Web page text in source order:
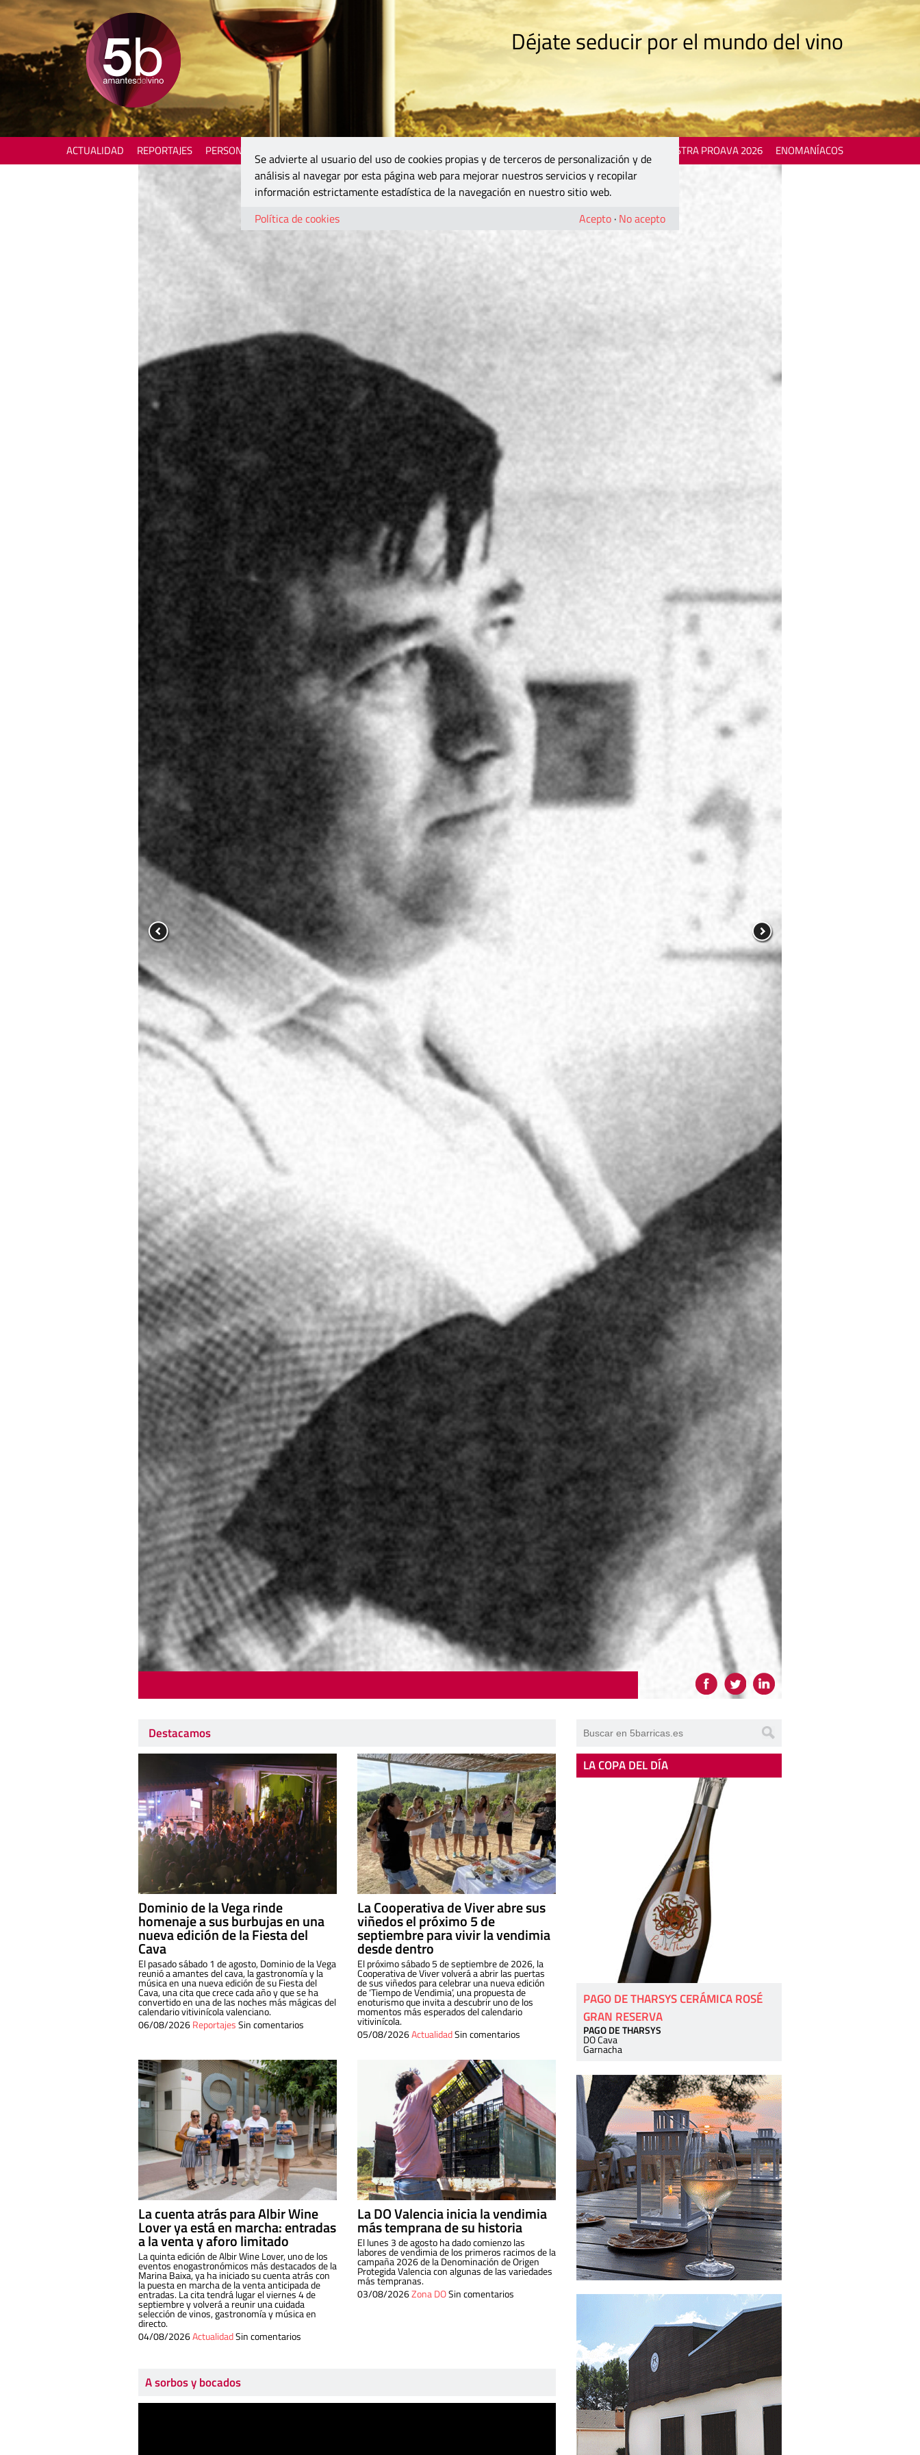
Déjate seducir por el mundo del vino
ACTUALIDAD REPORTAJES PERSONAJES MOSTRA PROAVA 2026 ENOMANÍACOS
Destacamos
Dominio de la Vega rinde
homenaje a sus burbujas en una
nueva edición de la Fiesta del
Cava
El pasado sábado 1 de agosto, Dominio de la Vega
reunió a amantes del cava, la gastronomía y la
música en una nueva edición de su Fiesta del
Cava, una cita que crece cada año y que se ha
convertido en una de las noches más mágicas del
calendario vitivinícola valenciano.
06/08/2026ReportajesSin comentarios
La Cooperativa de Viver abre sus
viñedos el próximo 5 de
septiembre para vivir la vendimia
desde dentro
El próximo sábado 5 de septiembre de 2026, la
Cooperativa de Viver volverá a abrir las puertas
de sus viñedos para celebrar una nueva edición
de ‘Tiempo de Vendimia’, una propuesta de
enoturismo que invita a descubrir uno de los
momentos más esperados del calendario
vitivinícola.
05/08/2026ActualidadSin comentarios
La cuenta atrás para Albir Wine
Lover ya está en marcha: entradas
a la venta y aforo limitado
La quinta edición de Albir Wine Lover, uno de los
eventos enogastronómicos más destacados de la
Marina Baixa, ya ha iniciado su cuenta atrás con
la puesta en marcha de la venta anticipada de
entradas. La cita tendrá lugar el viernes 4 de
septiembre y volverá a reunir una cuidada
selección de vinos, gastronomía y música en
directo.
04/08/2026ActualidadSin comentarios
La DO Valencia inicia la vendimia
más temprana de su historia
El lunes 3 de agosto ha dado comienzo las
labores de vendimia de los primeros racimos de la
campaña 2026 de la Denominación de Origen
Protegida Valencia con algunas de las variedades
más tempranas.
03/08/2026Zona DOSin comentarios
A sorbos y bocados
LA COPA DEL DÍA
PAGO DE THARSYS CERÁMICA ROSÉ
GRAN RESERVA
PAGO DE THARSYS
DO Cava
Garnacha
Se advierte al usuario del uso de cookies propias y de terceros de personalización y de
análisis al navegar por esta página web para mejorar nuestros servicios y recopilar
información estrictamente estadística de la navegación en nuestro sitio web.
Política de cookies
Acepto · No acepto